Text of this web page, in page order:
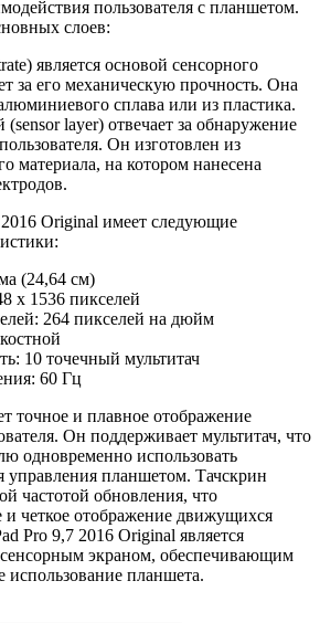
пользователя с планшетом.
слоев:
является основой сенсорного
за его механическую прочность. Она
сплава или из пластика.
layer) отвечает за обнаружение
Он изготовлен из
материала, на котором нанесена
Original имеет следующие
(24,64 см)
x 1536 пикселей
264 пикселей на дюйм
10 точечный мультитач
60 Гц
точное и плавное отображение
Он поддерживает мультитач, что
одновременно использовать
управления планшетом. Тачскрин
частотой обновления, что
и четкое отображение движущихся
Pro 9,7 2016 Original является
экраном, обеспечивающим
использование планшета.